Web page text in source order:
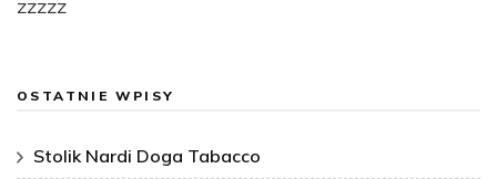
zzzzz
OSTATNIE WPISY
Stolik Nardi Doga Tabacco